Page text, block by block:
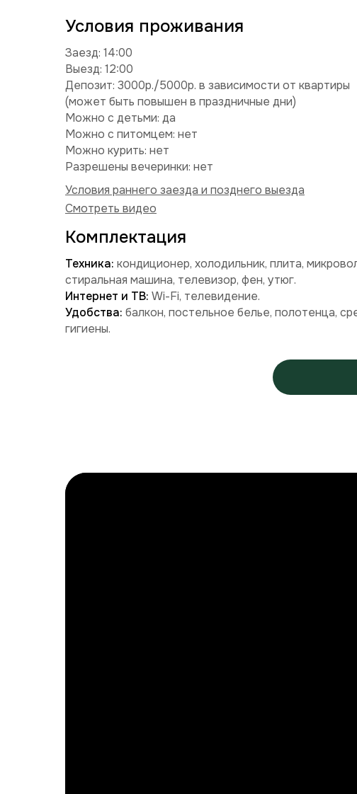
Условия проживания
Заезд: 14:00
Выезд: 12:00
Депозит: 3000р./5000р. в зависимости от квартиры
(может быть повышен в праздничные дни)
Можно с детьми: да
Можно с питомцем: нет
Можно курить: нет
Разрешены вечеринки: нет
Комплектация
Техника: кондиционер, холодильник, плита,
стиральная машина, телевизор, фен, утюг.
Интернет и ТВ: Wi-Fi, телевидение.
Удобства: балкон, постельное белье, полотенца,
гигиены.
Условия раннего заезда и позднего выезда
Смотреть видео